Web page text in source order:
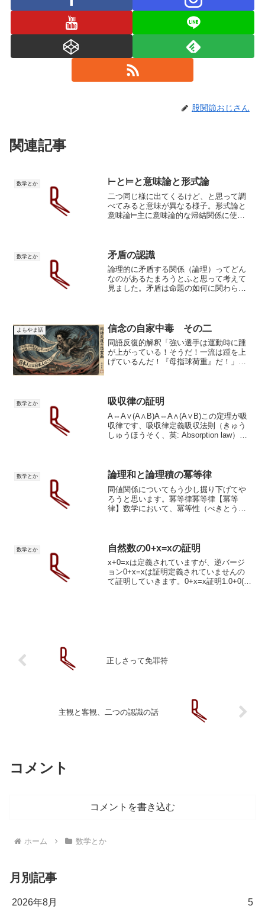
股関節おじさん
関連記事
数学とか ⊢と⊨と意味論と形式論
二つ同じ様に出てくるけど、と思って調
べてみると意味が異なる様子。形式論と
意味論⊨主に意味論的な帰結関係に使わ
「(事前に定まっ...
数学とか 矛盾の認識
論理的に矛盾する関係（論理）ってどん
なのがあるたまろうとふと思って考えて
見ました。矛盾は命題の如何に関わらず
す。この推論が論理...
よもやま話 信念の自家中毒 その二
同語反復的解釈「強い選手は運動時に踵
が上がっている！そうだ！一流は踵を上
げているんだ！『母指球荷重』だ！」。
リンターの踵が上がる...
数学とか 吸収律の証明
A⇔A∨(A∧B)A⇔A∧(A∨B)この定理が吸
収律です、吸収律定義吸収法則（きゅう
しゅうほうそく、英: Absorption law）
数学とか 論理和と論理積の冪等律
同値関係についてもう少し掘り下げてや
ろうと思います。冪等律冪等律【冪等
律】数学において、冪等性（べきとうせ
も結果が同じ...
数学とか 自然数の0+x=xの証明
x+0=xは定義されていますが、逆バージ
ョン0+x=xは証明定義されていませんの
て証明していきます。0+x=x証明1.0+0(仮
正しさって免罪符
主観と客観、二つの認識の話
コメント
コメントを書き込む
ホーム 数学とか
月別記事
2026年8月 5